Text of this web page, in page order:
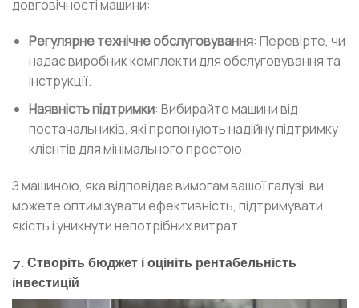
довговічності машини:
Регулярне технічне обслуговування: Перевірте, чи
надає виробник комплекти для обслуговування та
інструкції.
Наявність підтримки: Вибирайте машини від
постачальників, які пропонують надійну підтримку
клієнтів для мінімального простою.
З машиною, яка відповідає вимогам вашої галузі, ви
можете оптимізувати ефективність, підтримувати
якість і уникнути непотрібних витрат.
7. Створіть бюджет і оцініть рентабельність
інвестицій